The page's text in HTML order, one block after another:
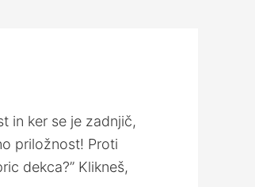
in ker se je zadnjič,
priložnost! Proti
dekca?” Klikneš,